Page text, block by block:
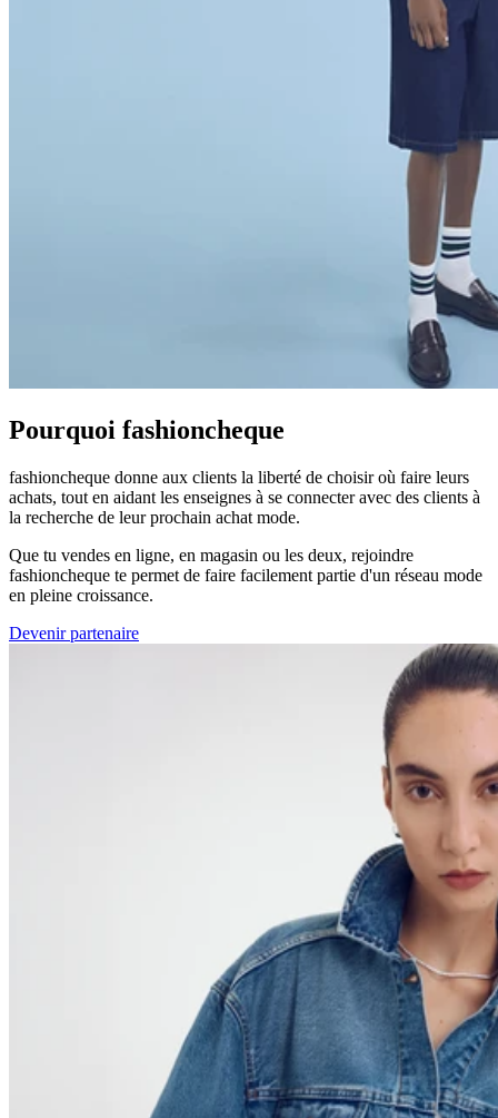
Pourquoi fashioncheque
fashioncheque donne aux clients la liberté de choisir où faire leurs
achats, tout en aidant les enseignes à se connecter avec des clients à
la recherche de leur prochain achat mode.
Que tu vendes en ligne, en magasin ou les deux, rejoindre
fashioncheque te permet de faire facilement partie d'un réseau mode
en pleine croissance.
Devenir partenaire